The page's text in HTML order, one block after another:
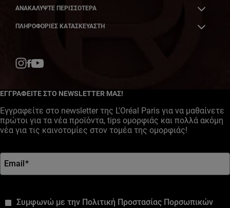
ΑΝΑΚΑΛΎΨΤΕ ΠΕΡΙΣΣΌΤΕΡΑ
ΠΛΗΡΟΦΟΡΙΕΣ ΚΑΤΑΣΚΕΥΑΣΤΗ
ΕΓΓΡΑΦΕΙΤΕ ΣΤΟ NEWSLETTER ΜΑΣ!
Εγγραφείτε στο newsletter της L'Oréal Paris για να μαθαίνετε
πρώτοι για τα νέα προϊόντα, tips ομορφιάς και πολλά ακόμη
νέα για τις καινοτομίες στον τομέα της ομορφιάς!
Email*
Συμφωνώ με την Πολιτική Προστασίας Πορσωπικών